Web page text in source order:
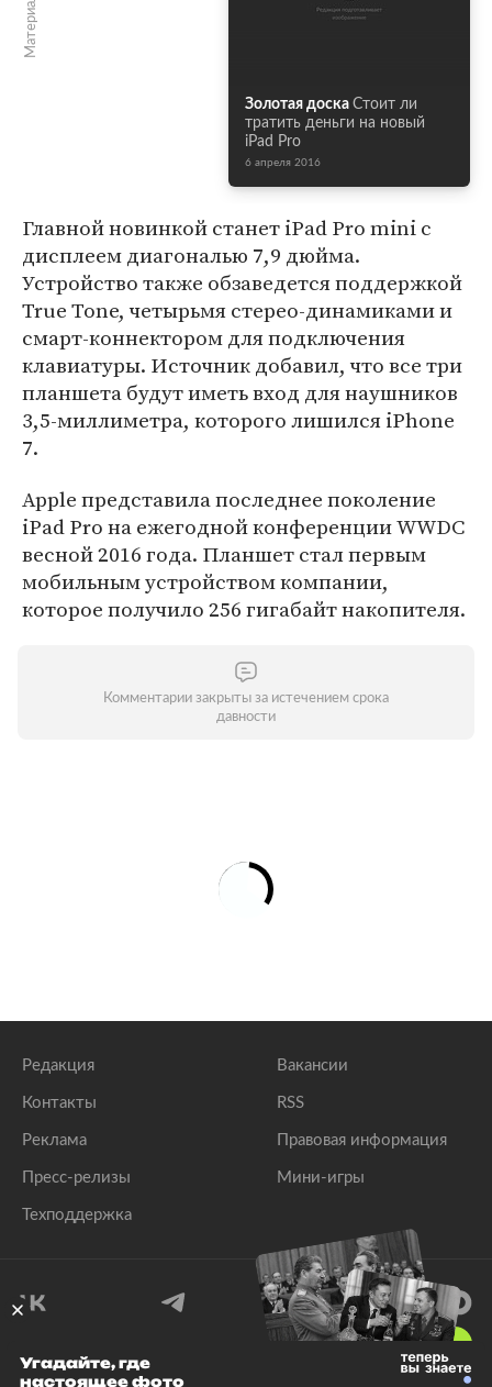
Золотая доска Стоит ли
тратить деньги на новый
iPad Pro
6 апреля 2016
Главной новинкой станет iPad Pro mini с
дисплеем диагональю 7,9 дюйма.
Устройство также обзаведется поддержкой
True Tone, четырьмя стерео-динамиками и
смарт-коннектором для подключения
клавиатуры. Источник добавил, что все три
планшета будут иметь вход для наушников
3,5-миллиметра, которого лишился iPhone
7.
Apple представила последнее поколение
iPad Pro на ежегодной конференции WWDC
весной 2016 года. Планшет стал первым
мобильным устройством компании,
которое получило 256 гигабайт накопителя.
Комментарии закрыты за истечением срока
давности
Редакция
Контакты
Реклама
Пресс-релизы
Техподдержка
Вакансии
RSS
Правовая информация
Мини-игры
© 1999–2026 Все права защищены.
Угадайте, где
настоящее фото